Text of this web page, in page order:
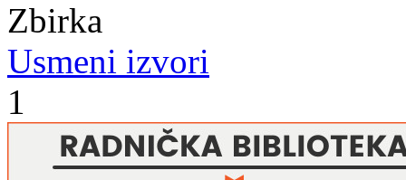
Zbirka
Usmeni izvori
1